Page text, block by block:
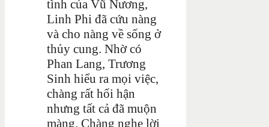
tình của Vũ Nương,
Linh Phi đã cứu nàng
và cho nàng về sống ở
thủy cung. Nhờ có
Phan Lang, Trương
Sinh hiểu ra mọi việc,
chàng rất hối hận
nhưng tất cả đã muộn
màng. Chàng nghe lời